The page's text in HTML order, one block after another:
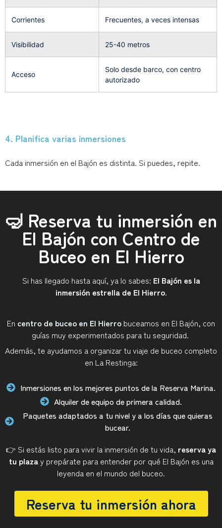
Corrientes Frecuentes, a veces intensas
Visibilidad 25-40 metros
Acceso
Solo desde barco, con centro
autorizado
4. Planifica varias inmersiones
Cada inmersión en el Bajón es distinta. Si puedes, repite.
🤿 Reserva tu inmersión en
El Bajón con Centro de
Buceo en El Hierro
Si has llegado hasta aquí, ya lo sabes: El Bajón es la
inmersión estrella de El Hierro.
En centro de buceo en El Hierro buceamos en El Bajón, con
guías muy experimentados para tu seguridad.
Además, te ayudamos a organizar tu viaje de buceo completo
en La Restinga:
Inmersiones en los mejores puntos de la Reserva Marina.
Alquiler de equipo de primera calidad.
Paquetes adaptados a tu nivel y a los días que quieras
bucear.
👉 Si estás listo para vivir la inmersión de tu vida, reserva ya
tu plazay prepárate para entender por qué El Bajón es una
leyenda en el mundo del buceo.
Reserva tu inmersión ahora